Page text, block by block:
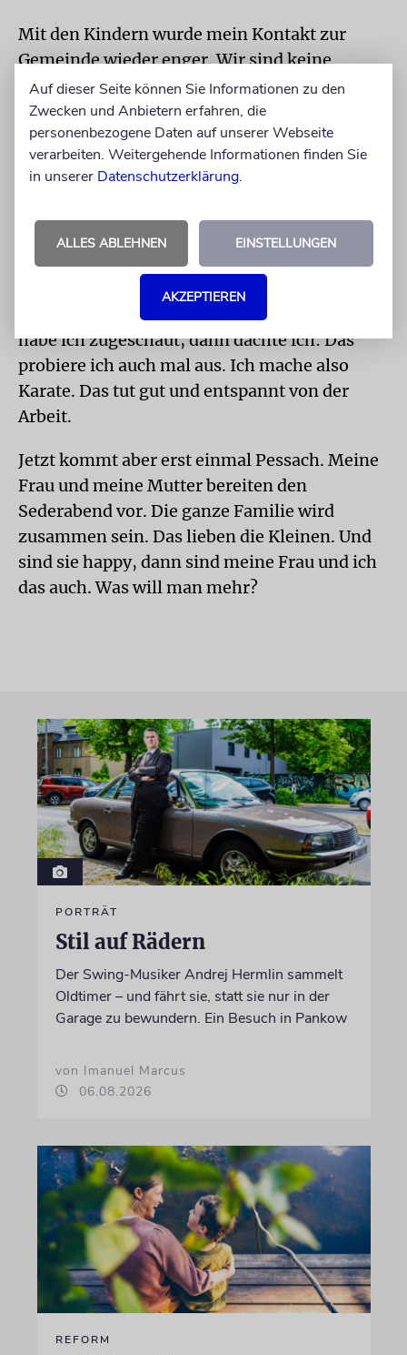
Mit den Kindern wurde mein Kontakt zur
Gemeinde wieder enger. Wir sind keine
Dreitagejuden. Meine Frau und ich leben
traditionell das orthodoxe Judentum. Bei uns
gibt es ausschließlich koscheres Fleisch. Was
ich besonders gern esse? Darauf gibt es für
einen schlauen jüdischen Mann nur eine
gefolgt von dem, was meine Mutter kocht.« In
unserer Küche wird aber nicht nur gut
gekocht, man hat auch einen wunderbaren
Blick auf ein Karatestudio. Ein paar Monate
habe ich zugeschaut, dann dachte ich: Das
probiere ich auch mal aus. Ich mache also
Karate. Das tut gut und entspannt von der
Arbeit.
Jetzt kommt aber erst einmal Pessach. Meine
Frau und meine Mutter bereiten den
Sederabend vor. Die ganze Familie wird
zusammen sein. Das lieben die Kleinen. Und
sind sie happy, dann sind meine Frau und ich
das auch. Was will man mehr?
PORTRÄT
Stil auf Rädern
Der Swing-Musiker Andrej Hermlin sammelt
Oldtimer – und fährt sie, statt sie nur in der
Garage zu bewundern. Ein Besuch in Pankow
von Imanuel Marcus
06.08.2026
REFORM
Auf dieser Seite können Sie Informationen zu den
Zwecken und Anbietern erfahren, die
personenbezogene Daten auf unserer Webseite
verarbeiten. Weitergehende Informationen finden Sie
in unserer Datenschutzerklärung.
ALLES ABLEHNEN EINSTELLUNGEN
AKZEPTIEREN